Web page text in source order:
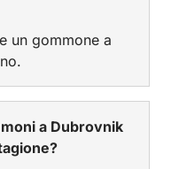
un gommone a
a Dubrovnik